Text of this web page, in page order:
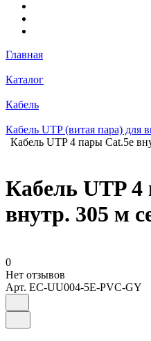
Главная
Каталог
Кабель
Кабель UTP (витая пара) для
Кабель UTP 4 пары Cat.5е
Кабель UTP
внутр. 305 м
0
Нет отзывов
Арт. EC-UU004-5E-PVC-GY